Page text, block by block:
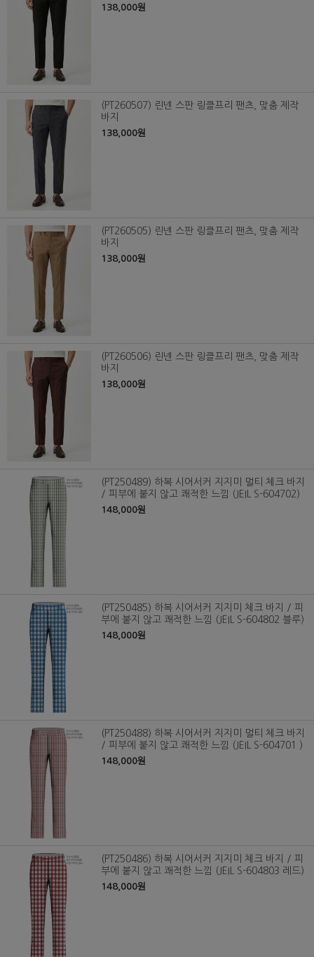
138,000원
(PT260507) 린넨 스판 링클프리 팬츠, 맞춤 제작
바지
138,000원
(PT260505) 린넨 스판 링클프리 팬츠, 맞춤 제작
바지
138,000원
(PT260506) 린넨 스판 링클프리 팬츠, 맞춤 제작
바지
138,000원
(PT250489) 하복 시어서커 지지미 멀티 체크 바지
/ 피부에 붙지 않고 쾌적한 느낌 (JEIL S-604702)
148,000원
(PT250485) 하복 시어서커 지지미 체크 바지 / 피
부에 붙지 않고 쾌적한 느낌 (JEIL S-604802 블루)
148,000원
(PT250488) 하복 시어서커 지지미 멀티 체크 바지
/ 피부에 붙지 않고 쾌적한 느낌 (JEIL S-604701 )
148,000원
(PT250486) 하복 시어서커 지지미 체크 바지 / 피
부에 붙지 않고 쾌적한 느낌 (JEIL S-604803 레드)
148,000원